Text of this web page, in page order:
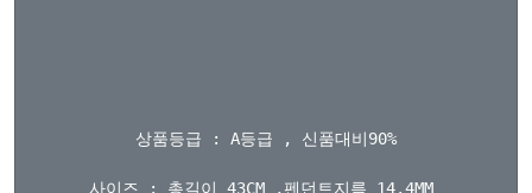
상품등급 : A등급 , 신품대비90%
사이즈 : 총길이 43CM ,펜던트지름 14.4MM